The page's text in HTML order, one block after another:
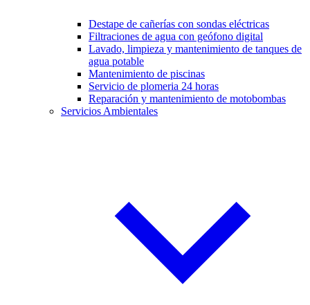
Destape de cañerías con sondas eléctricas
Filtraciones de agua con geófono digital
Lavado, limpieza y mantenimiento de tanques de
agua potable
Mantenimiento de piscinas
Servicio de plomeria 24 horas
Reparación y mantenimiento de motobombas
Servicios Ambientales